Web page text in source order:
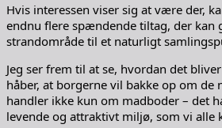
Hvis interessen viser sig at være der,
endnu flere spændende tiltag, der kan
strandområde til et naturligt
Jeg ser frem til at se, hvordan det
håber, at borgerne vil bakke op om de
handler ikke kun om madboder – det
levende og attraktivt miljø, som vi alle